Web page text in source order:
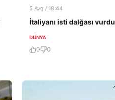
5 Avq / 18:44
İtaliyanı isti dalğası vurdu
DÜNYA
0 0